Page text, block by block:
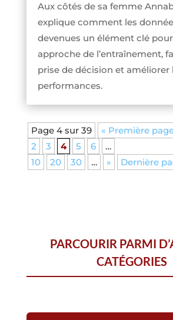
Aux côtés de sa femme
explique comment les
devenues un élément clé
approche de l’entraînement,
prise de décision et améliorer
performances.
Page 4 sur 39 « Première
2
3 4 5 6
…
10
20 30 … » Dernière
PARCOURIR PARMI
CATÉGORIES